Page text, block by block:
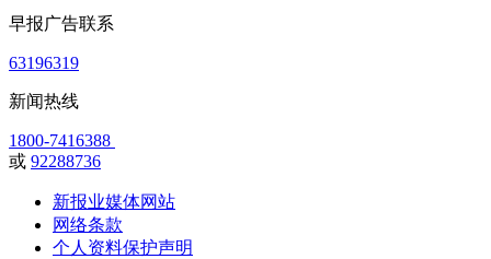
早报广告联系
63196319
新闻热线
1800-7416388
或 92288736
新报业媒体网站
网络条款
个人资料保护声明